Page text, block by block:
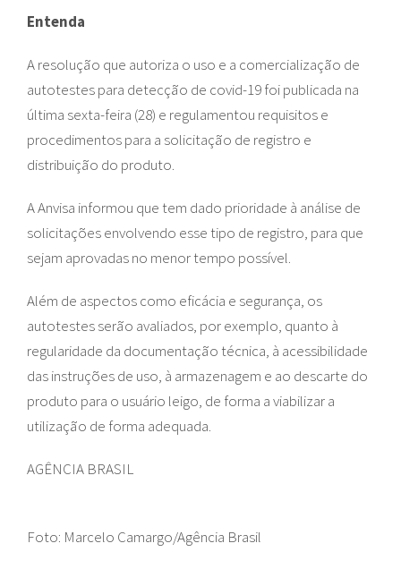
Entenda
A resolução que autoriza o uso e a comercialização de
autotestes para detecção de covid-19 foi publicada na
última sexta-feira (28) e regulamentou requisitos e
procedimentos para a solicitação de registro e
distribuição do produto.
A Anvisa informou que tem dado prioridade à análise de
solicitações envolvendo esse tipo de registro, para que
sejam aprovadas no menor tempo possível.
Além de aspectos como eficácia e segurança, os
autotestes serão avaliados, por exemplo, quanto à
regularidade da documentação técnica, à acessibilidade
das instruções de uso, à armazenagem e ao descarte do
produto para o usuário leigo, de forma a viabilizar a
utilização de forma adequada.
AGÊNCIA BRASIL
Foto: Marcelo Camargo/Agência Brasil